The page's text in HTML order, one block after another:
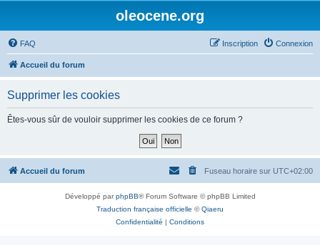
oleocene.org
FAQ Connexion
Inscription
Accueil du forum
Supprimer les cookies
Êtes-vous sûr de vouloir supprimer les cookies de ce forum ?
Accueil du forum Fuseau horaire sur UTC+02:00
Développé parphpBB® Forum Software © phpBB Limited
Traduction française officielle ©Qiaeru
Confidentialité | Conditions